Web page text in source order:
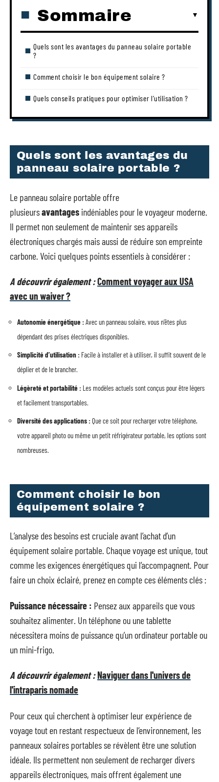
Sommaire
Quels sont les avantages du panneau solaire portable
?
Comment choisir le bon équipement solaire ?
Quels conseils pratiques pour optimiser l’utilisation ?
Quels sont les avantages du
panneau solaire portable ?
Le panneau solaire portable offre
plusieursavantages indéniables pour le voyageur moderne.
Il permet non seulement de maintenir ses appareils
électroniques chargés mais aussi de réduire son empreinte
carbone. Voici quelques points essentiels à considérer :
A découvrir également :Comment voyager aux USA
avec un waiver ?
Autonomie énergétique :Avec un panneau solaire, vous n’êtes plus
dépendant des prises électriques disponibles.
Simplicité d’utilisation : Facile à installer et à utiliser, il suffit souvent de le
déplier et de le brancher.
Légèreté et portabilité : Les modèles actuels sont conçus pour être légers
et facilement transportables.
Diversité des applications :Que ce soit pour recharger votre téléphone,
votre appareil photo ou même un petit réfrigérateur portable, les options sont
nombreuses.
Comment choisir le bon
équipement solaire ?
L’analyse des besoins est cruciale avant l’achat d’un
équipement solaire portable. Chaque voyage est unique, tout
comme les exigences énergétiques qui l’accompagnent. Pour
faire un choix éclairé, prenez en compte ces éléments clés :
Puissance nécessaire : Pensez aux appareils que vous
souhaitez alimenter. Un téléphone ou une tablette
nécessitera moins de puissance qu’un ordinateur portable ou
un mini-frigo.
A découvrir également :Naviguer dans l'univers de
l'intraparis nomade
Pour ceux qui cherchent à optimiser leur expérience de
voyage tout en restant respectueux de l’environnement, les
panneaux solaires portables se révèlent être une solution
idéale. Ils permettent non seulement de recharger divers
appareils électroniques, mais offrent également une